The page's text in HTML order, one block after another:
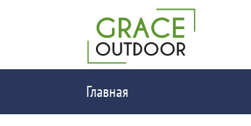
Главная